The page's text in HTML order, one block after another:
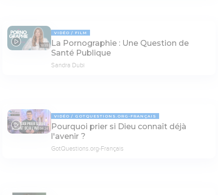
18:39
VIDÉO FILM
La Pornographie : Une Question de
Santé Publique
Sandra Dubi
04:24
VIDÉO GOTQUESTIONS.ORG-FRANÇAIS
Pourquoi prier si Dieu connaît déjà
l'avenir ?
GotQuestions.org-Français